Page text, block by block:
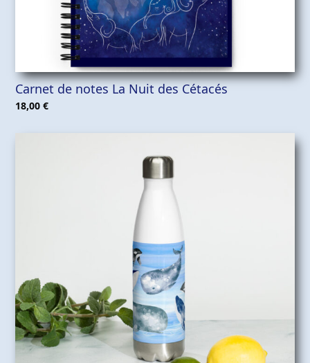
Carnet de notes La Nuit des Cétacés
18,00€